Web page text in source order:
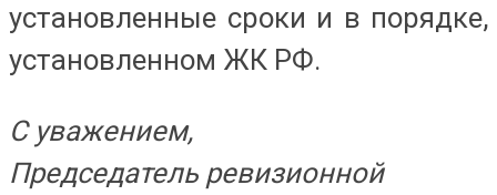
установленные сроки и в порядке,
установленном ЖК РФ.
С уважением,
Председатель ревизионной